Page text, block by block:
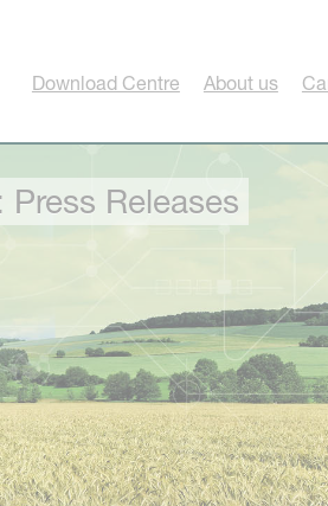
Download Centre About us
Press Releases